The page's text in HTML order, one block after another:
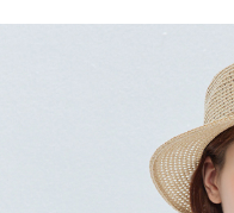
每筆NT$80，滿NT$2,000(
每筆NT$80，滿NT$2,000(